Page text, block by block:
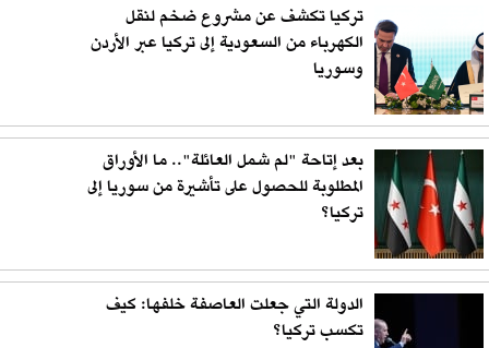
تركيا تكشف عن مشروع ضخم لنقل
الكهرباء من السعودية إلى تركيا عبر الأردن
وسوريا
بعد إتاحة "لم شمل العائلة".. ما الأوراق
المطلوبة للحصول على تأشيرة من سوريا إلى
تركيا؟
الدولة التي جعلت العاصفة خلفها: كيف
تكسب تركيا؟